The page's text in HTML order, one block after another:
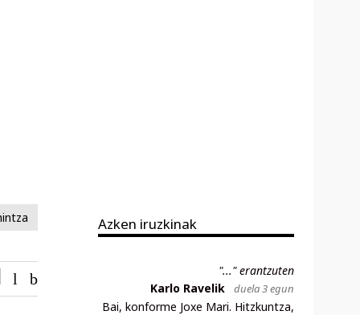
Azken iruzkinak
"..." erantzuten
Karlo Ravelik
duela 3 egun
Bai, konforme Joxe Mari. Hitzkuntza,